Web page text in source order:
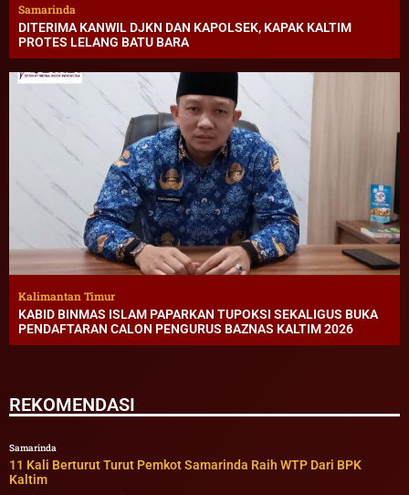
Samarinda
DITERIMA KANWIL DJKN DAN KAPOLSEK, KAPAK KALTIM
PROTES LELANG BATU BARA
Kalimantan Timur
KABID BINMAS ISLAM PAPARKAN TUPOKSI SEKALIGUS BUKA
PENDAFTARAN CALON PENGURUS BAZNAS KALTIM 2026
REKOMENDASI
Samarinda
11 Kali Berturut Turut Pemkot Samarinda Raih WTP Dari BPK
Kaltim